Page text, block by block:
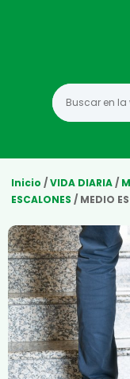
Movilidad
Vida Diaria
Infantil
Mastectomia
Inicio /VIDA DIARIA/
ESCALONES / MEDIO